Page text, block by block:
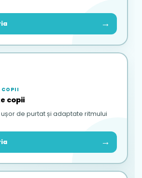
→
COPII
copii
de purtat și adaptate ritmului
→